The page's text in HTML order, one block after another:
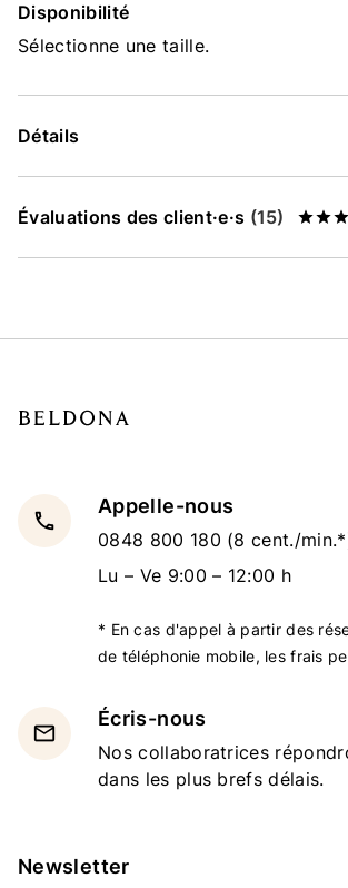
Disponibilité
Sélectionne une taille.
Détails
Évaluations des client·e·s (15)
local_phone
Appelle-nous
0848 800 180 (8 cent./
Lu – Ve 9:00 – 12:00 h
* En cas d'appel à partir des
de téléphonie mobile, les frais
email
Écris-nous
Nos collaboratrices
dans les plus brefs délais.
Newsletter